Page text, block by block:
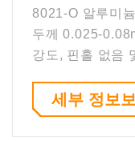
8021-O 알루미
두께 0.025-
강도, 핀홀 없음
세부 정보보